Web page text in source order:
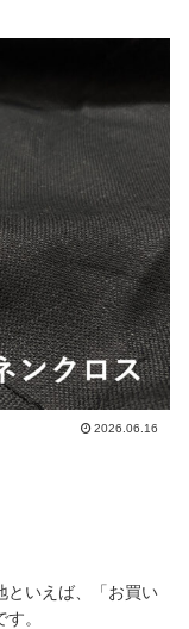
2026.06.16
といえば、「お買い
。